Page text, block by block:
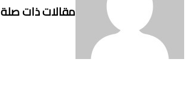
مقالات ذات صلة